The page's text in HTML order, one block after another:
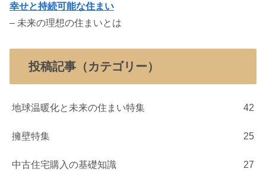
幸せと持続可能な住まい
– 未来の理想の住まいとは
投稿記事（カテゴリー）
地球温暖化と未来の住まい特集 42
擁壁特集 25
中古住宅購入の基礎知識 27